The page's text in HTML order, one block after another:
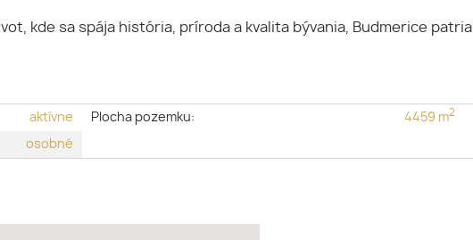
kde sa spája história, príroda a kvalita bývania, Budmerice
aktívne
osobné
Plocha pozemku: 4459 m2